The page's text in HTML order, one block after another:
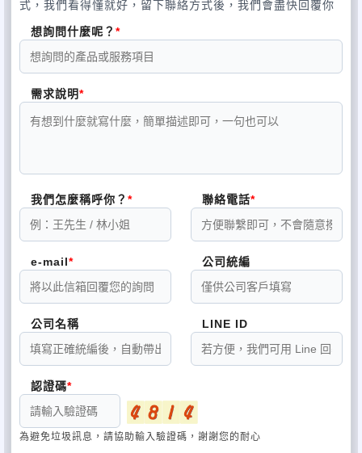
式，我們看得懂就好，留下聯絡方式後，我們會盡快回覆你
想詢問什麼呢？
需求說明
我們怎麼稱呼你？ 聯絡電話
e-mail 公司統編
公司名稱 LINE ID
認證碼
為避免垃圾訊息，請協助輸入驗證碼，謝謝您的耐心